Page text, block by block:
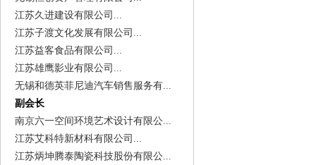
江苏久进建设有限公司...
江苏子渡文化发展有限公司...
江苏益客食品有限公司...
江苏雄鹰影业有限公司...
无锡和德英菲尼迪汽车销售服务有...
副会长
南京六一空间环境艺术设计有限公...
江苏艾科特新材科有限公司...
江苏炳坤腾泰陶瓷科技股份有限公...